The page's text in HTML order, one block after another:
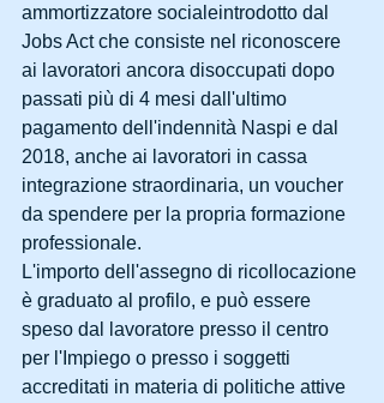
ammortizzatore socialeintrodotto dal
Jobs Act che consiste nel riconoscere
ai lavoratori ancora disoccupati dopo
passati più di 4 mesi dall'ultimo
pagamento dell'indennità Naspi e dal
2018, anche ai lavoratori in cassa
integrazione straordinaria, un voucher
da spendere per la propria formazione
professionale.
L'importo dell'assegno di ricollocazione
è graduato al profilo, e può essere
speso dal lavoratore presso il centro
per l'Impiego o presso i soggetti
accreditati in materia di politiche attive